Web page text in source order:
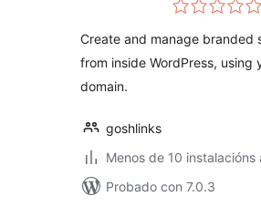
Code
Create and manage branded
from inside WordPress, using
domain.
goshlinks
Menos de 10 instalacións
Probado con 7.0.3